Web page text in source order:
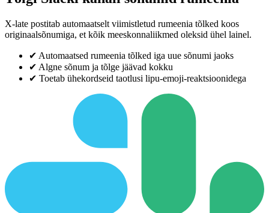
X-late postitab automaatselt viimistletud rumeenia tõlked koos
originaalsõnumiga, et kõik meeskonnaliikmed oleksid ühel lainel.
✔ Automaatsed rumeenia tõlked iga uue sõnumi jaoks
✔ Algne sõnum ja tõlge jäävad kokku
✔ Toetab ühekordseid taotlusi lipu-emoji-reaktsioonidega